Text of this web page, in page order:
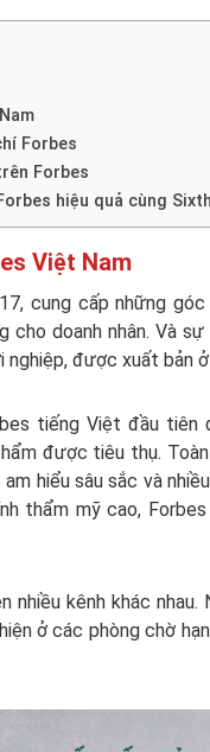
Forbes
Forbes
hiệu quả cùng
Việt Nam
cung cấp những
cho doanh nhân. Và
nghiệp, được xuất bản
tiếng Việt đầu
được tiêu thụ.
hiểu sâu sắc và
thẩm mỹ cao,
nhiều kênh khác
ở các phòng chờ